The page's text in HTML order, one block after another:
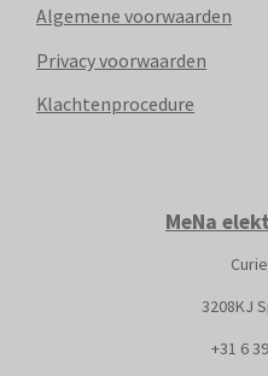
Algemene voorwaarden
Privacy voorwaarden
Klachtenprocedure
MeNa
3208KJ
+31 6